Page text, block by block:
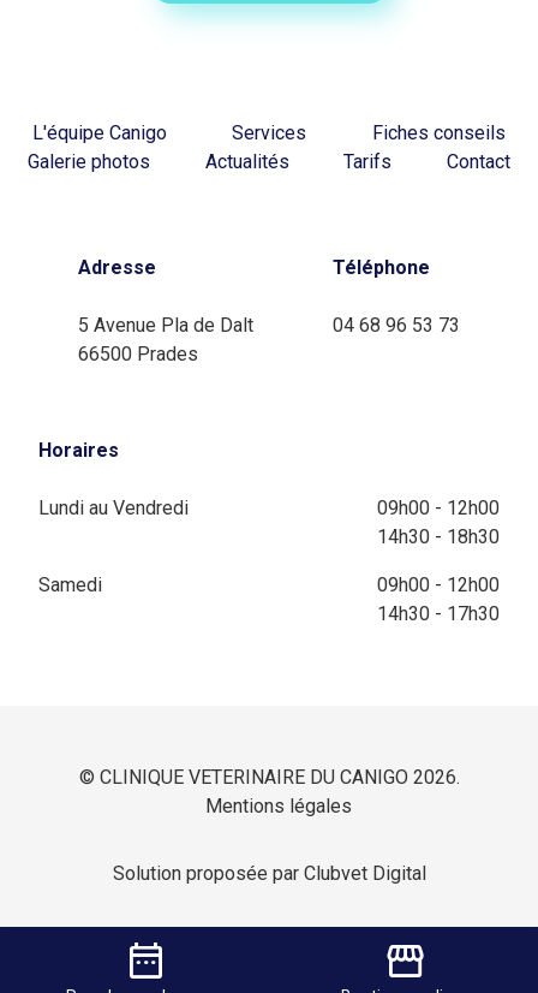
date_range storefront
L'équipe Canigo Services
Fiches conseils
Galerie photos
Actualités Tarifs Contact
Adresse
5 Avenue Pla de Dalt
66500 Prades
Téléphone
04 68 96 53 73
Horaires
Lundi au Vendredi
09h00 - 12h00
14h30 - 18h30
Samedi
09h00 - 12h00
14h30 - 17h30
© CLINIQUE VETERINAIRE DU CANIGO 2026.
Mentions légales
Solution proposée par Clubvet Digital